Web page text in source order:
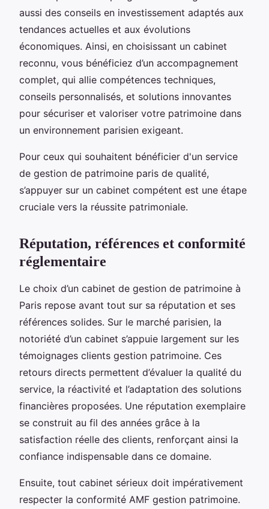
aussi des conseils en investissement adaptés aux
tendances actuelles et aux évolutions
économiques. Ainsi, en choisissant un cabinet
reconnu, vous bénéficiez d’un accompagnement
complet, qui allie compétences techniques,
conseils personnalisés, et solutions innovantes
pour sécuriser et valoriser votre patrimoine dans
un environnement parisien exigeant.
Pour ceux qui souhaitent bénéficier d'un service
de gestion de patrimoine paris de qualité,
s’appuyer sur un cabinet compétent est une étape
cruciale vers la réussite patrimoniale.
Réputation, références et conformité
réglementaire
Le choix d’un cabinet de gestion de patrimoine à
Paris repose avant tout sur sa réputation et ses
références solides. Sur le marché parisien, la
notoriété d’un cabinet s’appuie largement sur les
témoignages clients gestion patrimoine. Ces
retours directs permettent d’évaluer la qualité du
service, la réactivité et l’adaptation des solutions
financières proposées. Une réputation exemplaire
se construit au fil des années grâce à la
satisfaction réelle des clients, renforçant ainsi la
confiance indispensable dans ce domaine.
Ensuite, tout cabinet sérieux doit impérativement
respecter la conformité AMF gestion patrimoine.